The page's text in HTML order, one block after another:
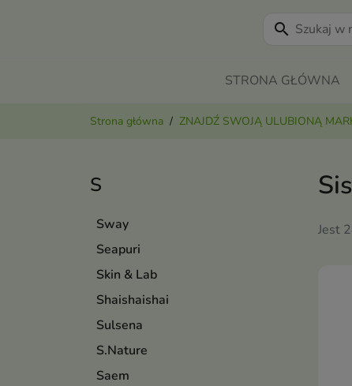
search
STRONA GŁÓWNA
Strona główna ZNAJDŹ SWOJĄ ULUBIONĄ
S
Sway
Seapuri
Skin & Lab
Shaishaishai
Sulsena
S.Nature
Saem
Jest